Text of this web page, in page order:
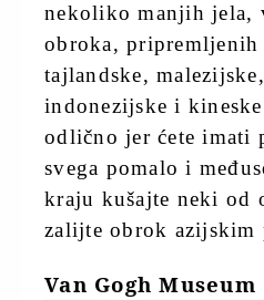
nekoliko manjih jela,
obroka, pripremljenih
tajlandske,
indonezijske i
odlično jer ćete imati
svega pomalo i
kraju kušajte neki od
zalijte obrok azijskim
Van Gogh Museum